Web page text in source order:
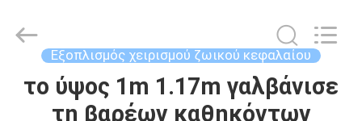
ΣΠΊΤΙ
Products
Co.,Ltd.
Developed
Εξοπλισμός χειρισμού ζωικού κεφαλαίου
το ύψος 1m 1.17m γαλβάνισε
τη βαρέων καθηκόντων